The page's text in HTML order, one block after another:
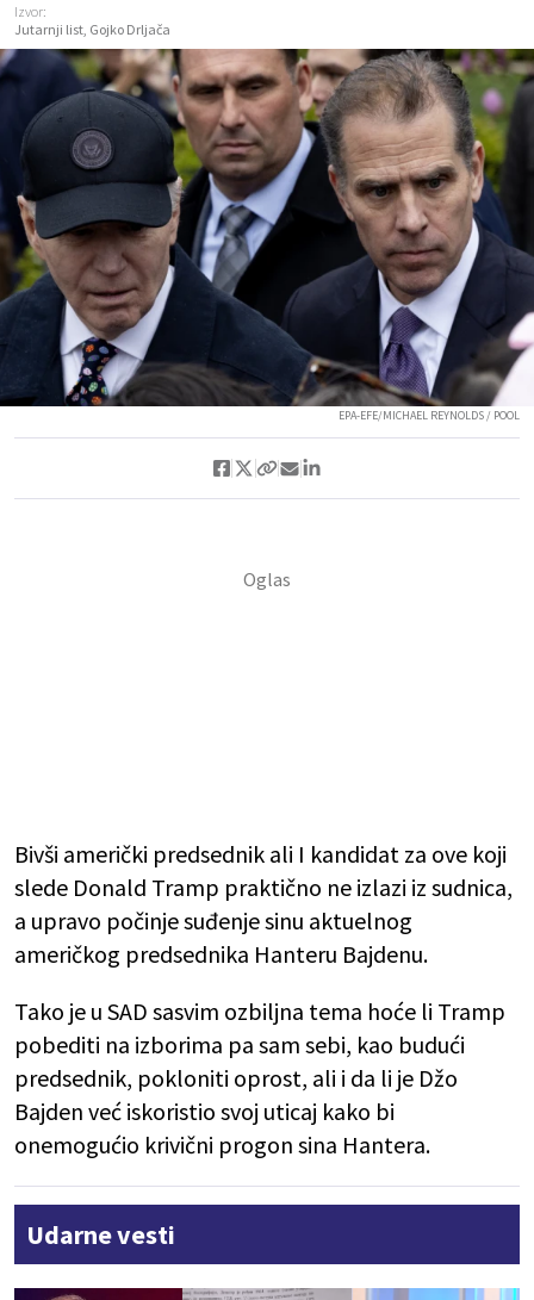
Izvor:
Jutarnji list, Gojko Drljača
EPA-EFE/MICHAEL REYNOLDS / POOL
Bivši američki predsednik ali I kandidat za ove koji
slede Donald Tramp praktično ne izlazi iz sudnica,
a upravo počinje suđenje sinu aktuelnog
američkog predsednika Hanteru Bajdenu.
Tako je u SAD sasvim ozbiljna tema hoće li Tramp
pobediti na izborima pa sam sebi, kao budući
predsednik, pokloniti oprost, ali i da li je Džo
Bajden već iskoristio svoj uticaj kako bi
onemogućio krivični progon sina Hantera.
Udarne vesti